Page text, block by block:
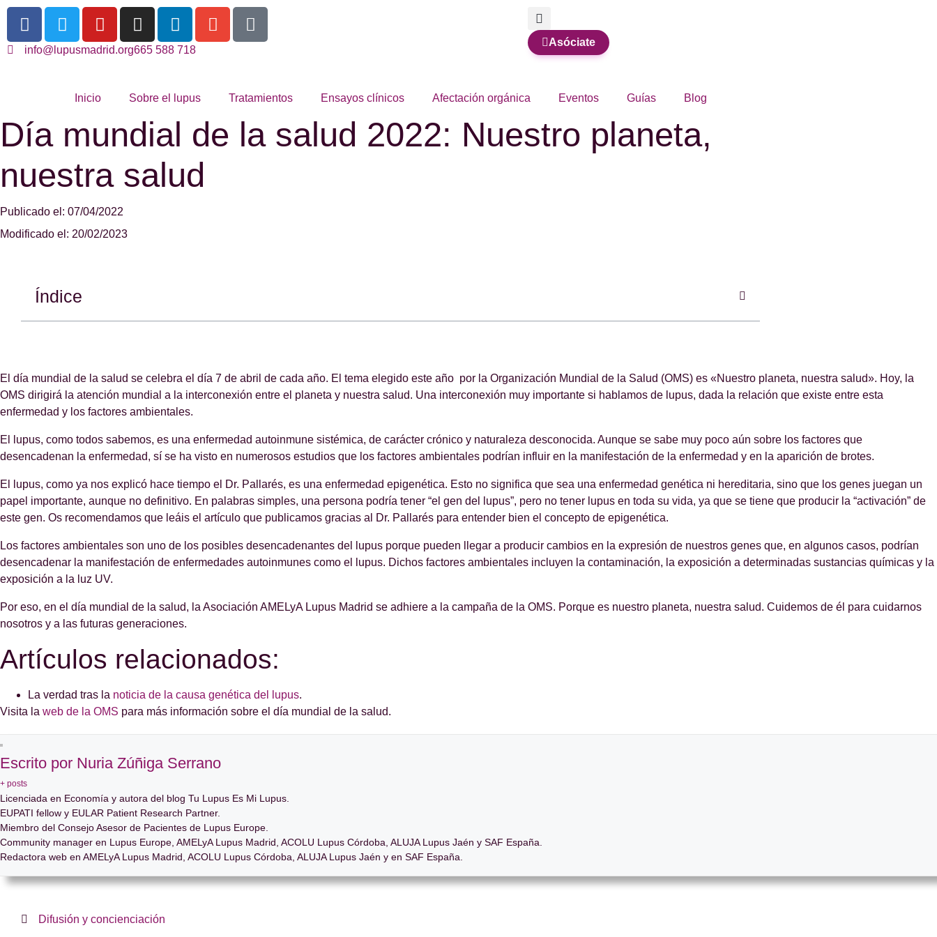
info@lupusmadrid.org665 588 718
Asóciate
Inicio Sobre el lupus Tratamientos Ensayos clínicos Afectación orgánica Eventos Guías Blog
Día mundial de la salud 2022: Nuestro planeta,
nuestra salud
Publicado el: 07/04/2022
Modificado el: 20/02/2023
Índice
El día mundial de la salud se celebra el día 7 de abril de cada año. El tema elegido este año por la Organización Mundial de la Salud (OMS) es «Nuestro planeta, nuestra salud». Hoy, la
OMS dirigirá la atención mundial a la interconexión entre el planeta y nuestra salud. Una interconexión muy importante si hablamos de lupus, dada la relación que existe entre esta
enfermedad y los factores ambientales.
El lupus, como todos sabemos, es una enfermedad autoinmune sistémica, de carácter crónico y naturaleza desconocida. Aunque se sabe muy poco aún sobre los factores que
desencadenan la enfermedad, sí se ha visto en numerosos estudios que los factores ambientales podrían influir en la manifestación de la enfermedad y en la aparición de brotes.
El lupus, como ya nos explicó hace tiempo el Dr. Pallarés, es una enfermedad epigenética. Esto no significa que sea una enfermedad genética ni hereditaria, sino que los genes juegan un
papel importante, aunque no definitivo. En palabras simples, una persona podría tener “el gen del lupus”, pero no tener lupus en toda su vida, ya que se tiene que producir la “activación” de
este gen. Os recomendamos que leáis el artículo que publicamos gracias al Dr. Pallarés para entender bien el concepto de epigenética.
Los factores ambientales son uno de los posibles desencadenantes del lupus porque pueden llegar a producir cambios en la expresión de nuestros genes que, en algunos casos, podrían
desencadenar la manifestación de enfermedades autoinmunes como el lupus. Dichos factores ambientales incluyen la contaminación, la exposición a determinadas sustancias químicas y la
exposición a la luz UV.
Por eso, en el día mundial de la salud, la Asociación AMELyA Lupus Madrid se adhiere a la campaña de la OMS. Porque es nuestro planeta, nuestra salud. Cuidemos de él para cuidarnos
nosotros y a las futuras generaciones.
Artículos relacionados:
La verdad tras la noticia de la causa genética del lupus.
Visita la web de la OMS para más información sobre el día mundial de la salud.
Escrito por Nuria Zúñiga Serrano
+ posts
Licenciada en Economía y autora del blog Tu Lupus Es Mi Lupus.
EUPATI fellow y EULAR Patient Research Partner.
Miembro del Consejo Asesor de Pacientes de Lupus Europe.
Community manager en Lupus Europe, AMELyA Lupus Madrid, ACOLU Lupus Córdoba, ALUJA Lupus Jaén y SAF España.
Redactora web en AMELyA Lupus Madrid, ACOLU Lupus Córdoba, ALUJA Lupus Jaén y en SAF España.
Difusión y concienciación